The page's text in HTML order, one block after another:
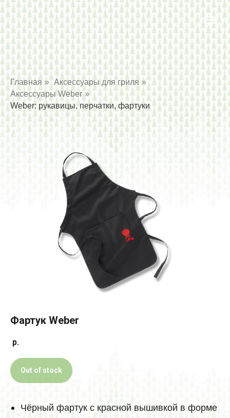
Главная » Аксессуары для гриля »
Аксессуары Weber »
Weber: рукавицы, перчатки, фартуки
Фартук Weber
р.
Out of stock
Чёрный фартук с красной вышивкой в форме